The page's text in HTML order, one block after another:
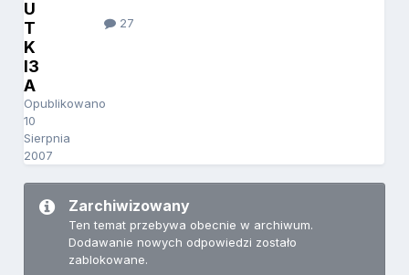
U
T
K
I3
A
Opublikowano
10
Sierpnia
2007
27
Zarchiwizowany
Ten temat przebywa obecnie w archiwum.
Dodawanie nowych odpowiedzi zostało
zablokowane.